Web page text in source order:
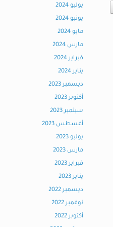
يوليو 2024
يونيو 2024
مايو 2024
مارس 2024
فبراير 2024
يناير 2024
ديسمبر 2023
أكتوبر 2023
سبتمبر 2023
أغسطس 2023
يوليو 2023
مارس 2023
فبراير 2023
يناير 2023
ديسمبر 2022
نوفمبر 2022
أكتوبر 2022